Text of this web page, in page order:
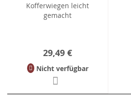
Kofferwiegen leicht
gemacht
29,49 €
Nicht verfügbar